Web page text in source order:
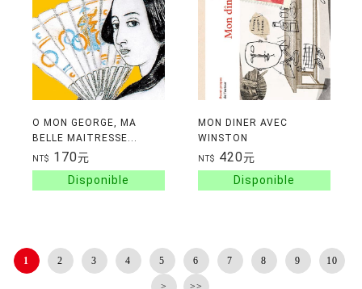
O MON GEORGE, MA
BELLE MAITRESSE...
NT$ 170元
MON DINER AVEC
WINSTON
NT$ 420元
1 2 3 4 5 6 7 8 9 10
> >>